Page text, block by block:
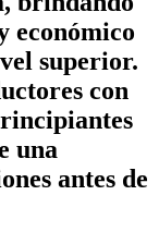
económico
superior.
con
una
antes de